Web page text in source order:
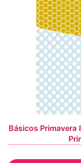
Básicos Primavera